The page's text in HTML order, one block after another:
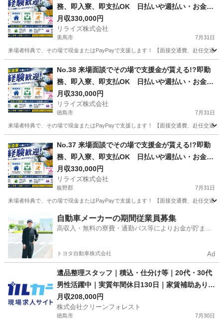
務、即入寮、即支払OK 日払いや週払い・お金住
む場所に困ってる方必見の案件です！簡単な電子
部品の製造・加工のお仕事♪
月収330,000円
リライズ株式会社
美馬市 7月31日
来場者特典で、その場で現金またはPayPayで支援します！ 【面接交通費、赴任交通
業務
No.38 来場面談でその場で支援金が貰える!?即勤
務、即入寮、即支払OK 日払いや週払い・お金住
む場所に困ってる方必見の案件です！簡単な電子
部品の製造・加工のお仕事♪
月収330,000円
リライズ株式会社
徳島市 7月31日
来場者特典で、その場で現金またはPayPayで支援します！ 【面接交通費、赴任交通
業務
No.37 来場面談でその場で支援金が貰える!?即勤
務、即入寮、即支払OK 日払いや週払い・お金住
む場所に困ってる方必見の案件です！簡単な電子
部品の製造・加工のお仕事♪
月収330,000円
リライズ株式会社
板野郡 7月31日
来場者特典で、その場で現金またはPayPayで支援します！ 【面接交通費、赴任交通
その他 業務
自動車メーカーの期間従業員募集
高収入・無料の寮費・通勤バス等によりお金が貯まり
トヨタ自動車株式会社 Ad
遺品整理スタッフ｜積込・仕分け等｜20代・30代
男性活躍中｜実質年間休日130日｜家賃補助あり｜
未経験OK｜資格取得支援制度あり
月収208,000円
株式会社クリーンフォレスト
徳島市 7月30日